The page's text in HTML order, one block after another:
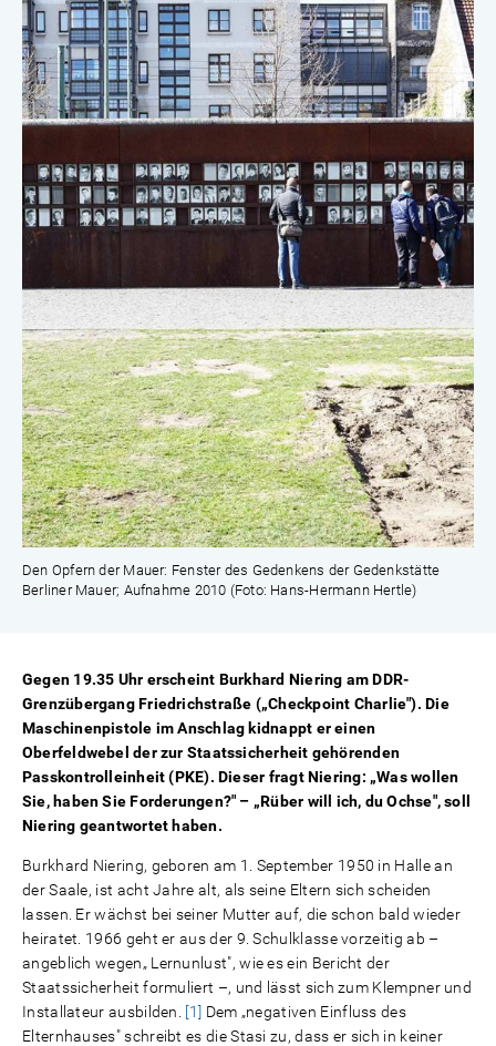
Den Opfern der Mauer: Fenster des Gedenkens der Gedenkstätte
Berliner Mauer; Aufnahme 2010 (Foto: Hans-Hermann Hertle)
Gegen 19.35 Uhr erscheint Burkhard Niering am DDR-
Grenzübergang Friedrichstraße („Checkpoint Charlie"). Die
Maschinenpistole im Anschlag kidnappt er einen
Oberfeldwebel der zur Staatssicherheit gehörenden
Passkontrolleinheit (PKE). Dieser fragt Niering: „Was wollen
Sie, haben Sie Forderungen?" – „Rüber will ich, du Ochse", soll
Niering geantwortet haben.
Burkhard Niering, geboren am 1. September 1950 in Halle an
der Saale, ist acht Jahre alt, als seine Eltern sich scheiden
lassen. Er wächst bei seiner Mutter auf, die schon bald wieder
heiratet. 1966 geht er aus der 9. Schulklasse vorzeitig ab –
angeblich wegen„ Lernunlust", wie es ein Bericht der
Staatssicherheit formuliert –, und lässt sich zum Klempner und
Installateur ausbilden. [1] Dem „negativen Einfluss des
Elternhauses" schreibt es die Stasi zu, dass er sich in keiner